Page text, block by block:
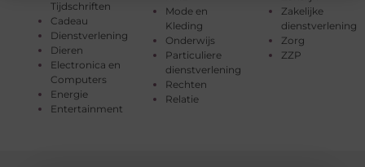
Tijdschriften
Cadeau
Dienstverlening
Dieren
Electronica en
Computers
Energie
Entertainment
Mode en
Kleding
Onderwijs
Particuliere
dienstverlening
Rechten
Relatie
Zakelijke
dienstverlening
Zorg
ZZP